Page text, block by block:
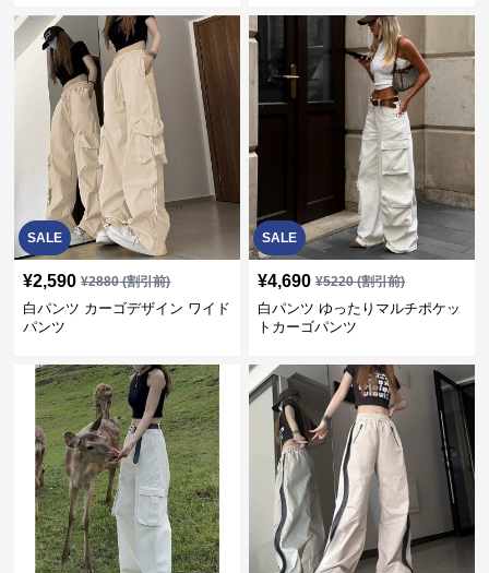
SALE
¥2,590 ¥2880(割引前)
白パンツ カーゴデザイン ワイド
パンツ
SALE
¥4,690 ¥5220(割引前)
白パンツ ゆったりマルチポケッ
トカーゴパンツ